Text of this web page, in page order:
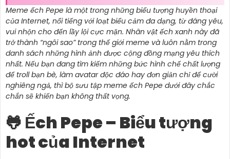
Meme ếch Pepe là một trong những biểu tượng huyền thoại
của Internet, nổi tiếng với loạt biểu cảm đa dạng, từ đáng yêu,
vui nhộn cho đến lầy lội cực mặn. Nhân vật ếch xanh này đã
trở thành “ngôi sao” trong thế giới meme và luôn nằm trong
danh sách những hình ảnh được cộng đồng mạng yêu thích
nhất. Nếu bạn đang tìm kiếm những bức hình chế chất lượng
để troll bạn bè, làm avatar độc đáo hay đơn giản chỉ để cười
nghiêng ngả, thì bộ sưu tập meme ếch Pepe dưới đây chắc
chắn sẽ khiến bạn không thất vọng.
🐸 Ếch Pepe – Biểu tượng
hot của Internet